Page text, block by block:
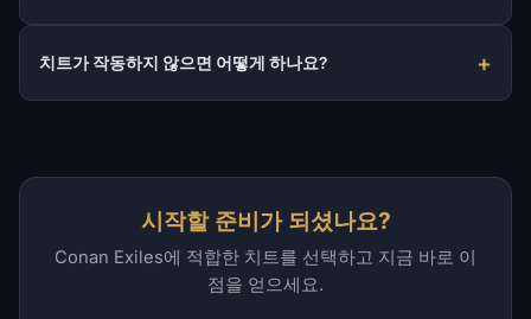
치트가 작동하지 않으면 어떻게 하나요?
시작할 준비가 되셨나요?
Conan Exiles에 적합한 치트를 선택하고 지금 바로 이
점을 얻으세요.